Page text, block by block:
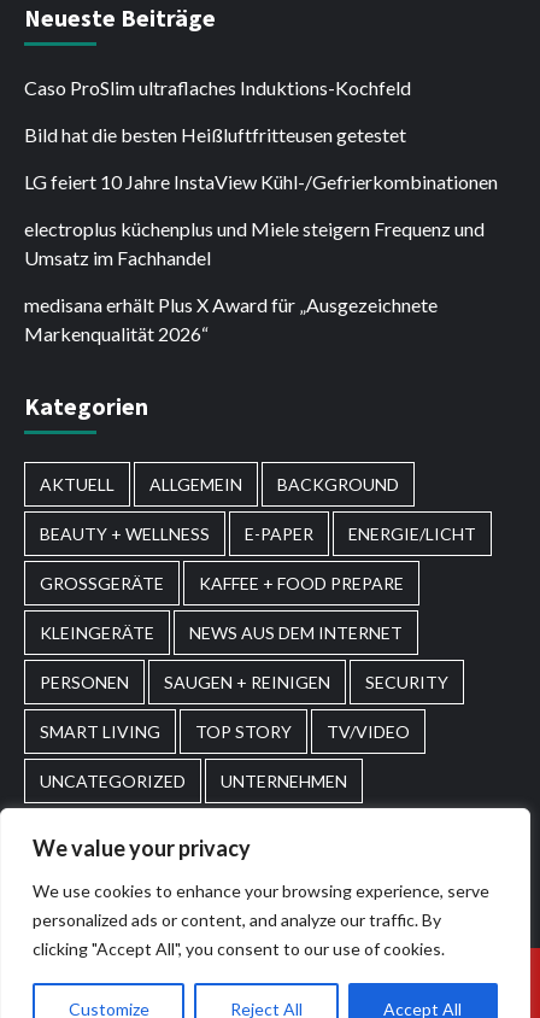
We value your privacy
We use cookies to enhance your browsing experience, serve
personalized ads or content, and analyze our traffic. By
clicking "Accept All", you consent to our use of cookies.
Customize Reject All Accept All
Neueste Beiträge
Caso ProSlim ultraflaches Induktions-Kochfeld
Bild hat die besten Heißluftfritteusen getestet
LG feiert 10 Jahre InstaView Kühl-/Gefrierkombinationen
electroplus küchenplus und Miele steigern Frequenz und
Umsatz im Fachhandel
medisana erhält Plus X Award für „Ausgezeichnete
Markenqualität 2026“
Kategorien
AKTUELL ALLGEMEIN BACKGROUND
BEAUTY + WELLNESS E-PAPER ENERGIE/LICHT
GROSSGERÄTE KAFFEE + FOOD PREPARE
KLEINGERÄTE NEWS AUS DEM INTERNET
PERSONEN SAUGEN + REINIGEN SECURITY
SMART LIVING TOP STORY TV/VIDEO
UNCATEGORIZED UNTERNEHMEN
Home Impressum AGBs
© 2026. POS Media GmbH. All rights reserved.|